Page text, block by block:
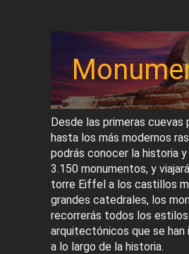
Desde las primeras cuevas
hasta los más modernos
podrás conocer la historia
3.150 monumentos, y
torre Eiffel a los castillos
grandes catedrales, los
recorrerás todos los estilos
arquitectónicos que se han
a lo largo de la historia.